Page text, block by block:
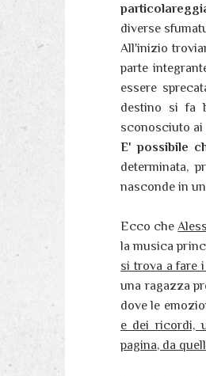
diverse
All'inizio
parte
essere
destino si fa
sconosciuto
E' possibile
determinata,
nasconde in
Ecco che
la musica
si trova a fare
una ragazza
dove le
e dei ricordi,
pagina, da